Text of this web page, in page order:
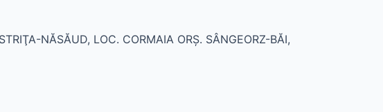
NĂSĂUD, LOC. CORMAIA ORŞ. SÂNGEORZ-BĂI,